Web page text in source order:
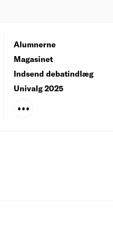
Alumnerne
Magasinet
Indsend debatindlæg
Univalg 2025